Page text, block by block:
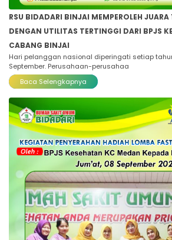
RSU BIDADARI BINJAI MEMPEROLEH JUARA
DENGAN UTILITAS TERTINGGI DARI BPJS
CABANG BINJAI
Hari pelanggan nasional diperingati setiap
September. Perusahaan-perusahaa
Baca Selengkapnya